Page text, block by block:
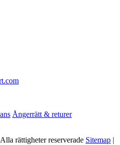
Ångerrätt & returer
rättigheter reserverade Sitemap |